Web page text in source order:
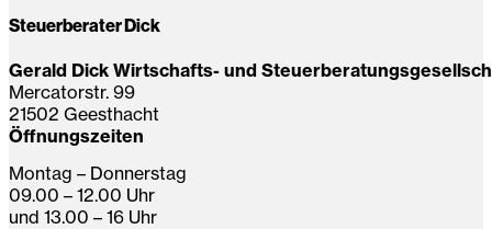
Steuerberater Dick
Gerald Dick Wirtschafts- und
Mercatorstr. 99
21502 Geesthacht
Öffnungszeiten
Montag – Donnerstag
09.00 – 12.00 Uhr
und 13.00 – 16 Uhr